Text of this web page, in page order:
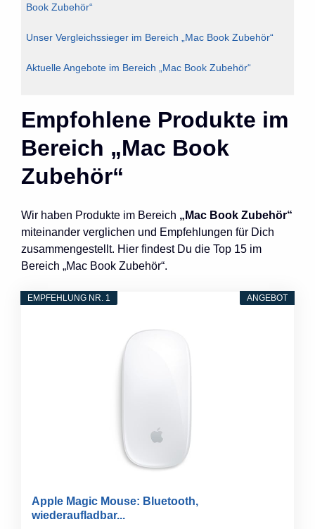
Book Zubehör“
Unser Vergleichssieger im Bereich „Mac Book Zubehör“
Aktuelle Angebote im Bereich „Mac Book Zubehör“
Empfohlene Produkte im
Bereich „Mac Book
Zubehör“
Wir haben Produkte im Bereich „Mac Book Zubehör“
miteinander verglichen und Empfehlungen für Dich
zusammengestellt. Hier findest Du die Top 15 im
Bereich „Mac Book Zubehör“.
ANGEBOT
EMPFEHLUNG NR. 1
Apple Magic Mouse: Bluetooth,
wiederaufladbar...